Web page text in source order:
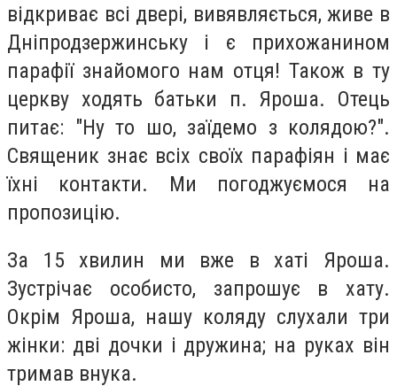
відкриває всі двері, вивявляється, живе в
Дніпродзержинську і є прихожанином
парафії знайомого нам отця! Також в ту
церкву ходять батьки п. Яроша. Отець
питає: "Ну то шо, заїдемо з колядою?".
Священик знає всіх своїх парафіян і має
їхні контакти. Ми погоджуємося на
пропозицію.
За 15 хвилин ми вже в хаті Яроша.
Зустрічає особисто, запрошує в хату.
Окрім Яроша, нашу коляду слухали три
жінки: дві дочки і дружина; на руках він
тримав внука.